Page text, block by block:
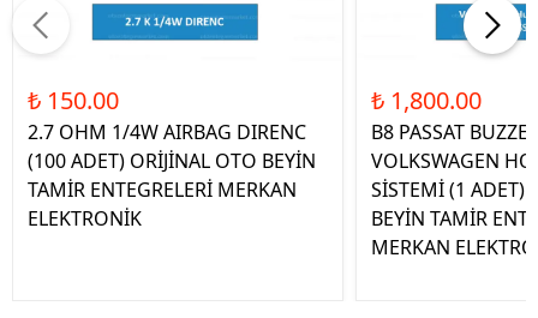
₺ 150.00
2.7 OHM 1/4W AIRBAG DIRENC
(100 ADET) ORİJİNAL OTO BEYİN
TAMİR ENTEGRELERİ MERKAN
ELEKTRONİK
₺ 1,800.00
B8 PASSAT
VOLKSWAGEN
SİSTEMİ (1 ADET)
BEYİN TAMİR
MERKAN